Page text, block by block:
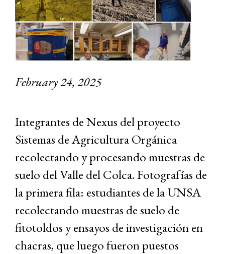
February 24, 2025
Integrantes de Nexus del proyecto
Sistemas de Agricultura Orgánica
recolectando y procesando muestras de
suelo del Valle del Colca. Fotografías de
la primera fila: estudiantes de la UNSA
recolectando muestras de suelo de
fitotoldos y ensayos de investigación en
chacras, que luego fueron puestos